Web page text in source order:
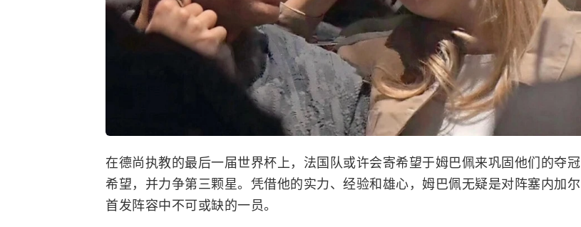
在德尚执教的最后一届世界杯上，法国队或许会寄希望于姆巴佩来巩固他们的夺冠
希望，并力争第三颗星。凭借他的实力、经验和雄心，姆巴佩无疑是对阵塞内加尔
首发阵容中不可或缺的一员。